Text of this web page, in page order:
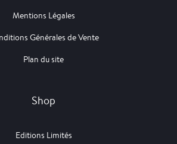
Mentions Légales
Générales de Vente
Plan du site
Shop
Editions Limités